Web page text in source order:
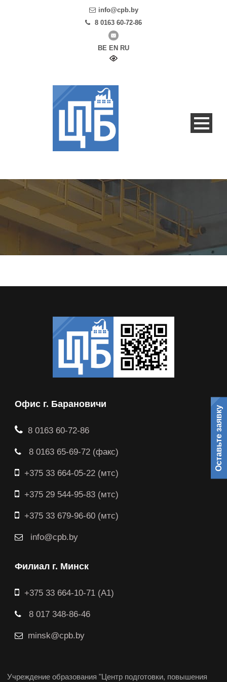
info@cpb.by
8 0163 60-72-86
BE EN RU
Офис г. Барановичи
8 0163 60-72-86
8 0163 65-69-72 (факс)
+375 33 664-05-22 (мтс)
+375 29 544-95-83 (мтс)
+375 33 679-96-60 (мтс)
info@cpb.by
Филиал г. Минск
+375 33 664-10-71 (A1)
8 017 348-86-46
minsk@cpb.by
Учреждение образования "Центр подготовки, повышения
Оставьте заявку